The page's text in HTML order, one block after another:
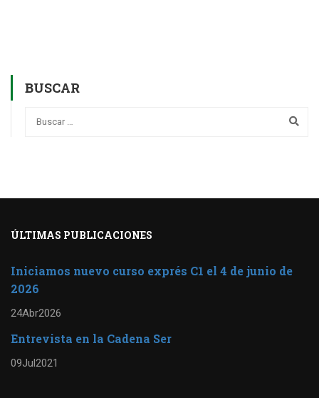
BUSCAR
ÚLTIMAS PUBLICACIONES
Iniciamos nuevo curso exprés C1 el 4 de junio de
2026
24Abr2026
Entrevista en la Cadena Ser
09Jul2021